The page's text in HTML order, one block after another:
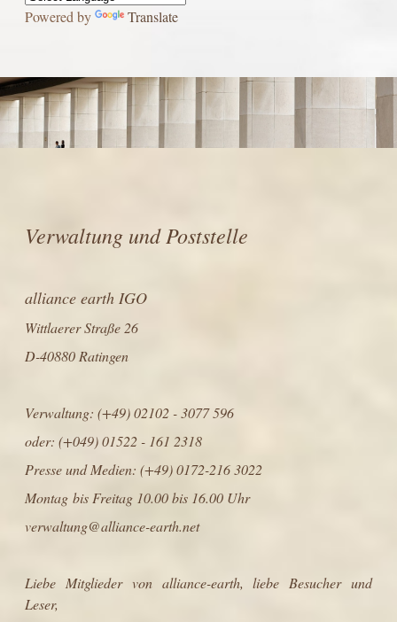
Powered by Translate
Verwaltung und Poststelle
alliance earth IGO
Wittlaerer Straße 26
D-40880 Ratingen
Verwaltung: (+49) 02102 - 3077 596
oder: (+049) 01522 - 161 2318
Presse und Medien: (+49) 0172-216 3022
Montag bis Freitag 10.00 bis 16.00 Uhr
verwaltung@alliance-earth.net
Liebe Mitglieder von alliance-earth, liebe Besucher und
Leser,